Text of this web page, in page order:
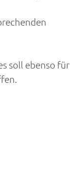
soll ebenso für